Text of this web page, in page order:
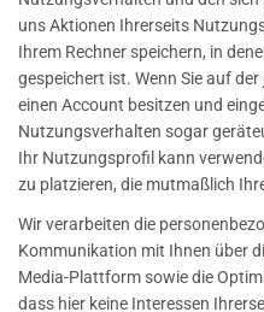
uns Aktionen Ihrerseits
Ihrem Rechner speichern, in
gespeichert ist. Wenn Sie auf
einen Account besitzen und
Nutzungsverhalten sogar
Ihr Nutzungsprofil kann
zu platzieren, die mutmaßlich
Wir verarbeiten die
Kommunikation mit Ihnen über
Media-Plattform sowie die
dass hier keine Interessen